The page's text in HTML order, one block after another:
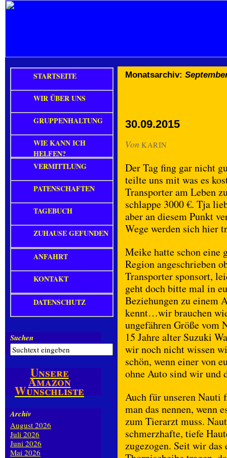
Monatsarchiv:
30.09.2015
Von KARIN
Der Tag fing gar nicht
teilte uns mit was es
Transporter am Leben
schlappe 3000 €. Tja
aber an diesem Punkt
Wege werden sich hier
Meike hatte schon eine
Region angeschrieben
Transporter sponsort,
geht doch bitte mal in
Beziehungen zu einem
kennt…wir brauchen
ungefähren Größe vom
15 Jahre alter Suzuki
wir noch nicht wissen
schön, wenn einer von
ohne Auto sind wir und
Auch für unseren Nauti
man das nennen, wenn
zum Tierarzt muss.
schmerzhafte, tiefe
zugezogen. Seit wir das
STARTSEITE
WIR ÜBER UNS
GRUPPENHALTUNG
WIE KANN ICH
HELFEN?
VERMITTLUNG
PATENSCHAFTEN
TAGEBUCH
ZUHAUSE GEFUNDEN
ANFAHRT
KONTAKT
DATENSCHUTZ
Suchen
Unsere
Amazon
Wunschliste
Archiv
August 2026
Juli 2026
Juni 2026
Mai 2026